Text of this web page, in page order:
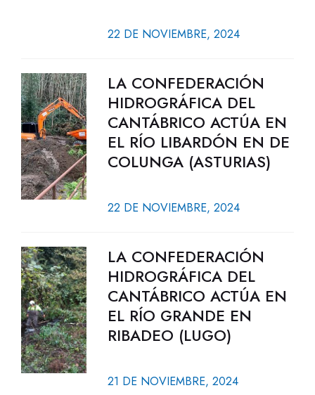
22 DE NOVIEMBRE, 2024
LA CONFEDERACIÓN
HIDROGRÁFICA DEL
CANTÁBRICO ACTÚA EN
EL RÍO LIBARDÓN EN DE
COLUNGA (ASTURIAS)
22 DE NOVIEMBRE, 2024
LA CONFEDERACIÓN
HIDROGRÁFICA DEL
CANTÁBRICO ACTÚA EN
EL RÍO GRANDE EN
RIBADEO (LUGO)
21 DE NOVIEMBRE, 2024